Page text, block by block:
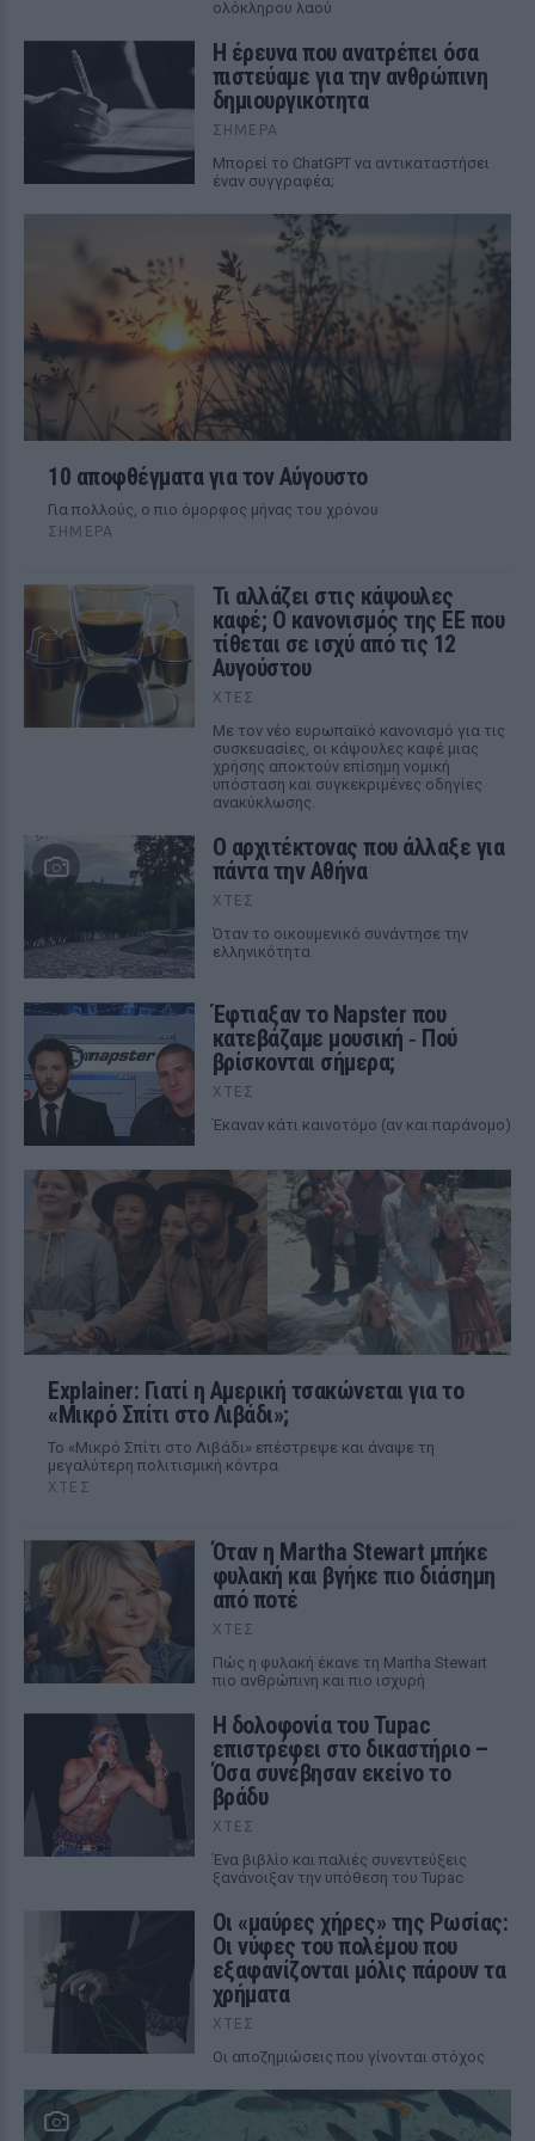
ολόκληρου λαού
Η έρευνα που ανατρέπει όσα
πιστεύαμε για την ανθρώπινη
δημιουργικότητα
ΣΉΜΕΡΑ
Mπορεί το ChatGPT να αντικαταστήσει
έναν συγγραφέα;
10 αποφθέγματα για τον Αύγουστο
Για πολλούς, ο πιο όμορφος μήνας του χρόνου
ΣΉΜΕΡΑ
Τι αλλάζει στις κάψουλες
καφέ; Ο κανονισμός της ΕΕ που
τίθεται σε ισχύ από τις 12
Αυγούστου
ΧΤΕΣ
Με τον νέο ευρωπαϊκό κανονισμό για τις
συσκευασίες, οι κάψουλες καφέ μιας
χρήσης αποκτούν επίσημη νομική
υπόσταση και συγκεκριμένες οδηγίες
ανακύκλωσης.
Ο αρχιτέκτονας που άλλαξε για
πάντα την Αθήνα
ΧΤΕΣ
Όταν το οικουμενικό συνάντησε την
ελληνικότητα
Έφτιαξαν το Napster που
κατεβάζαμε μουσική ‑ Πού
βρίσκονται σήμερα;
ΧΤΕΣ
Έκαναν κάτι καινοτόμο (αν και παράνομο)
Explainer: Γιατί η Αμερική τσακώνεται για το
«Μικρό Σπίτι στο Λιβάδι»;
Το «Μικρό Σπίτι στο Λιβάδι» επέστρεψε και άναψε τη
μεγαλύτερη πολιτισμική κόντρα
ΧΤΕΣ
Όταν η Martha Stewart μπήκε
φυλακή και βγήκε πιο διάσημη
από ποτέ
ΧΤΕΣ
Πώς η φυλακή έκανε τη Martha Stewart
πιο ανθρώπινη και πιο ισχυρή
Η δολοφονία του Tupac
επιστρέφει στο δικαστήριο –
Όσα συνέβησαν εκείνο το
βράδυ
ΧΤΕΣ
Ένα βιβλίο και παλιές συνεντεύξεις
ξανάνοιξαν την υπόθεση του Tupac
Οι «μαύρες χήρες» της Ρωσίας:
Οι νύφες του πολέμου που
εξαφανίζονται μόλις πάρουν τα
χρήματα
ΧΤΕΣ
Οι αποζημιώσεις που γίνονται στόχος